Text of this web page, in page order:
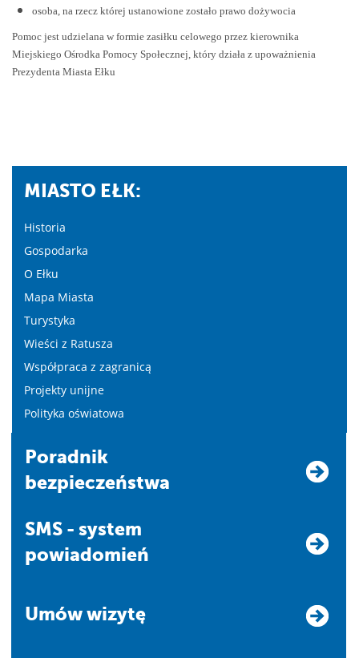
osoba, na rzecz której ustanowione zostało prawo dożywocia
Pomoc jest udzielana w formie zasiłku celowego przez kierownika
Miejskiego Ośrodka Pomocy Społecznej, który działa z upoważnienia
Prezydenta Miasta Ełku
MIASTO EŁK:
Historia
Gospodarka
O Ełku
Mapa Miasta
Turystyka
Wieści z Ratusza
Współpraca z zagranicą
Projekty unijne
Polityka oświatowa
Poradnik
bezpieczeństwa
SMS - system
powiadomień
Umów wizytę